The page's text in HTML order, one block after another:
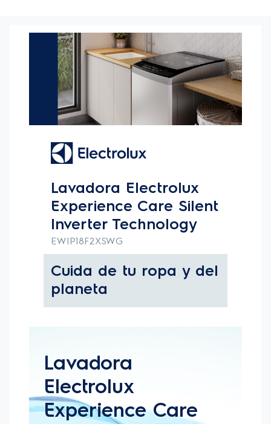
Inverter lava tu ropa con la mejor eficiencia y
cuidado, ofreciendo un menor impacto ambiental,
evitando el desperdicio de agua y consumo de
La Tecnología Inverter además de ser sustentable,
reduce el consumo hasta un 50% de energía, con
clasificación energética A+. Su tecnología también
La calidad y durabilidad de los productos Electrolux
mejorar aún más la eficiencia en tus lavados, la
ciclo de lavado, gracias a la medición automática
del nivel de agua.
La lavadora también cuenta con la Función Ahorro
de lavado.
El Programa Rápido 23 minutos, al seleccionar el nivel
medio de agua, te ayuda a optimizar tu tiempo y